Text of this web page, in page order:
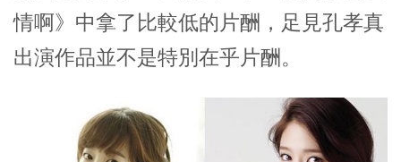
情啊》中拿了比較低的片酬，足見孔孝真
出演作品並不是特別在乎片酬。